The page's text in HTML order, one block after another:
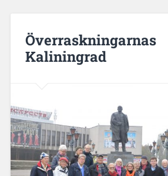
Överraskningarnas
Kaliningrad